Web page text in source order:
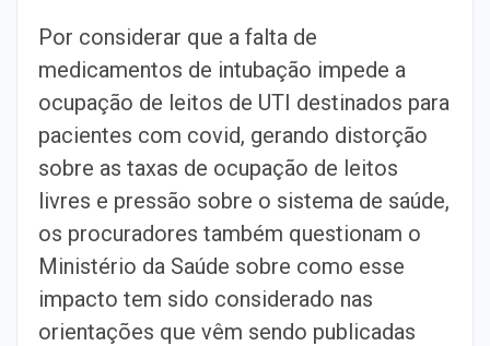
Por considerar que a falta de
medicamentos de intubação impede a
ocupação de leitos de UTI destinados para
pacientes com covid, gerando distorção
sobre as taxas de ocupação de leitos
livres e pressão sobre o sistema de saúde,
os procuradores também questionam o
Ministério da Saúde sobre como esse
impacto tem sido considerado nas
orientações que vêm sendo publicadas